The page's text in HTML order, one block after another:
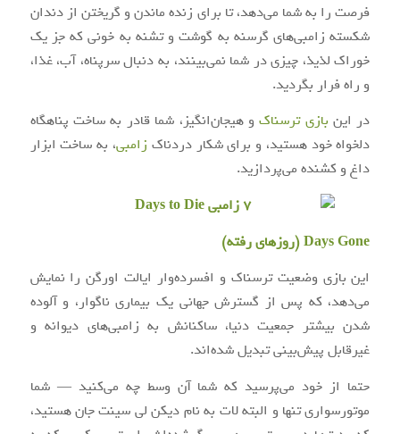
فرصت را به شما می‌دهد، تا برای زنده ماندن و گریختن از دندان
شکسته زامبی‌های گرسنه به گوشت و تشنه به خونی که جز یک
خوراک لذیذ، چیزی در شما نمی‌بینند، به دنبال سرپناه، آب، غذا،
و راه فرار بگردید.
در این بازی ترسناکو هیجان‌انگیز، شما قادر به ساخت پناهگاه
دلخواه خود هستید، و برای شکار دردناک زامبی، به ساخت ابزار
داغ و کشنده می‌پردازید.
Days Gone (روزهای رفته)
این بازی وضعیت ترسناک و افسرده‌وار ایالت اورگن را نمایش
می‌دهد، که پس از گسترش جهانی یک بیماری ناگوار، و آلوده
شدن بیشتر جمعیت دنیا، ساکنانش به زامبی‌های دیوانه و
غیرقابل پیش‌بینی تبدیل شده‌اند.
حتما از خود می‌پرسید که شما آن وسط چه می‌کنید — شما
موتور‌سواری تنها و البته لات به نام دیکن لی سینت جان هستید،